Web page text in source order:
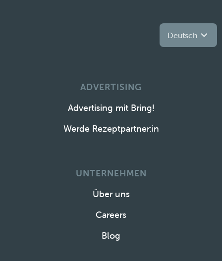
Deutsch
ADVERTISING
Advertising mit Bring!
Werde Rezeptpartner:in
UNTERNEHMEN
Über uns
Careers
Blog